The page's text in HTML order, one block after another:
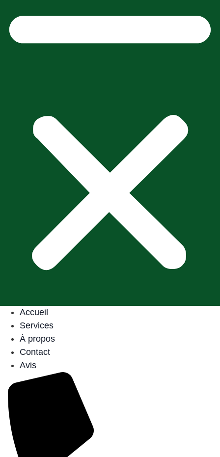
Accueil
Services
À propos
Contact
Avis